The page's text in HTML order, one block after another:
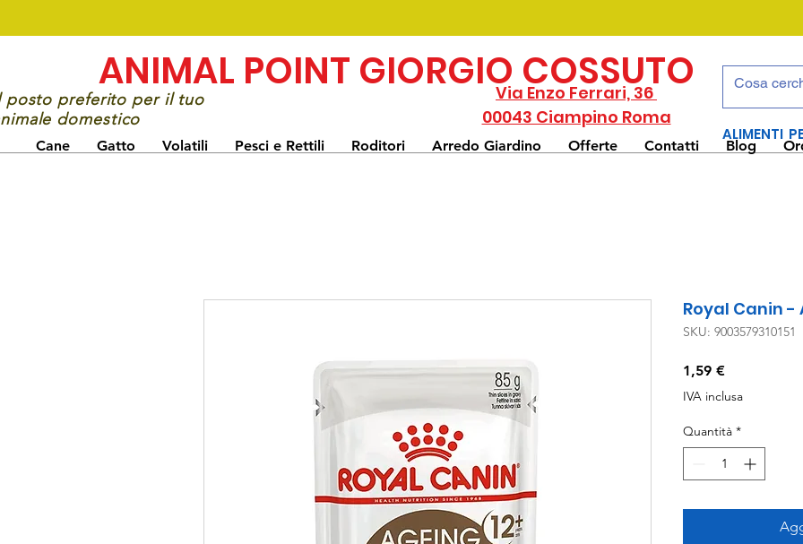
Cane Gatto Volatili Pesci e Rettili Roditori Arredo Giardino Offerte Contatti Blog
ANIMAL POINT GIORGIO COSSUTO
posto preferito per il tuo
domestico
Via Enzo Ferrari, 36
00043 Ciampino Roma
ALIMENTI
Royal Canin -
SKU: 9003579310151
1,59 €Prezzo
IVA inclusa
Quantità *